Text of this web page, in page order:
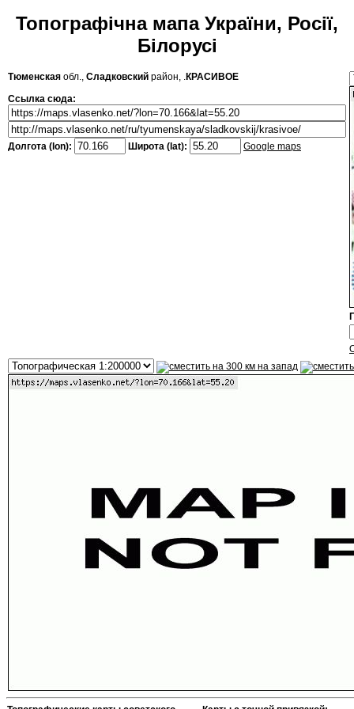
Топографічна мапа України, Росії,
Білорусі
Тюменская обл., Сладковский район, .КРАСИВОЕ
Ссылка сюда:
Долгота (lon): Широта (lat): Google maps